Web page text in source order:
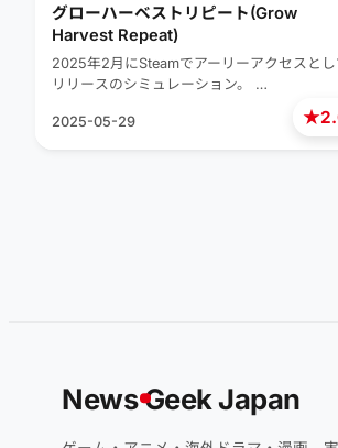
★
グローハーベストリピート(Grow
Harvest Repeat)
2025年2月にSteamでアーリーアクセスとし
リリースのシミュレーション。 …
2025-05-29
NewsGeek Japan